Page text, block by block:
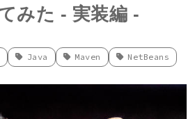
みた - 実装編 -
Java Maven NetBeans